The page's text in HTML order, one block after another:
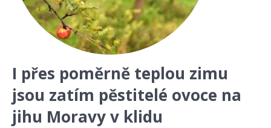
I přes poměrně teplou zimu
jsou zatím pěstitelé ovoce na
jihu Moravy v klidu